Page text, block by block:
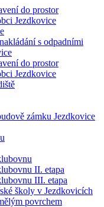
do prostor
Jezdkovice
s odpadními
do prostor
Jezdkovice
zámku Jezdkovice
II. etapa
III. etapa
školy v Jezdkovicích
povrchem